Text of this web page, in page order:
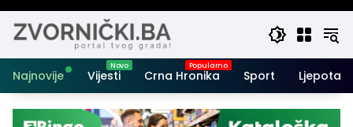
Najnovije Vijesti Crna Hronika Sport Ljepota i